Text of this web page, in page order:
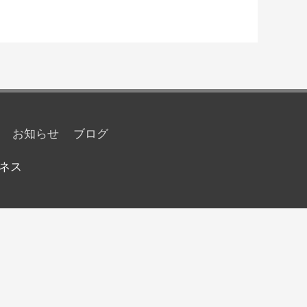
お知らせ ブログ
ス